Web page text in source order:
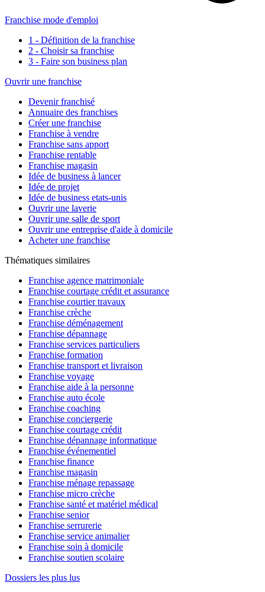
Franchise mode d'emploi
1 - Définition de la franchise
2 - Choisir sa franchise
3 - Faire son business plan
Ouvrir une franchise
Devenir franchisé
Annuaire des franchises
Créer une franchise
Franchise à vendre
Franchise sans apport
Franchise rentable
Franchise magasin
Idée de business à lancer
Idée de projet
Idée de business etats-unis
Ouvrir une laverie
Ouvrir une salle de sport
Ouvrir une entreprise d'aide à domicile
Acheter une franchise
Thématiques similaires
Franchise agence matrimoniale
Franchise courtage crédit et assurance
Franchise courtier travaux
Franchise crèche
Franchise déménagement
Franchise dépannage
Franchise services particuliers
Franchise formation
Franchise transport et livraison
Franchise voyage
Franchise aide à la personne
Franchise auto école
Franchise coaching
Franchise conciergerie
Franchise courtage crédit
Franchise dépannage informatique
Franchise événementiel
Franchise finance
Franchise magasin
Franchise ménage repassage
Franchise micro crèche
Franchise santé et matériel médical
Franchise senior
Franchise serrurerie
Franchise service animalier
Franchise soin à domicile
Franchise soutien scolaire
Dossiers les plus lus